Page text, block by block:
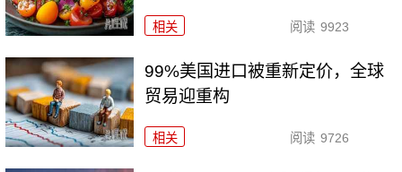
相关 阅读 9923
99%美国进口被重新定价，全球
贸易迎重构
相关 阅读 9726